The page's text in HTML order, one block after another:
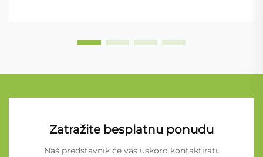
Zatražite besplatnu ponudu
Naš predstavnik će vas uskoro kontaktirati.